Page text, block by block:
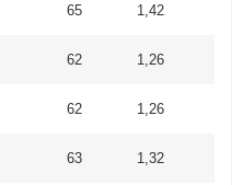
65 1,42
62 1,26
62 1,26
63 1,32